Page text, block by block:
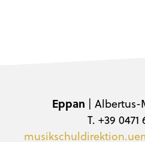
Eppan | Albertus-
T. +39 0471